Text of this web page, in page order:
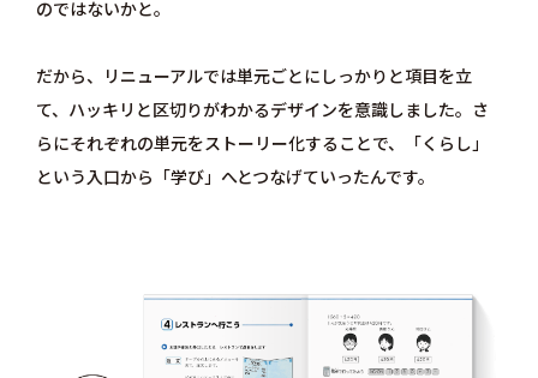
のではないかと。
だから、リニューアルでは単元ごとにしっかりと項目を立
て、ハッキリと区切りがわかるデザインを意識しました。さ
らにそれぞれの単元をストーリー化することで、「くらし」
という入口から「学び」へとつなげていったんです。